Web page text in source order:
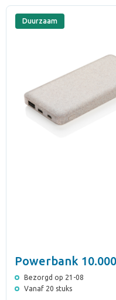
Duurzaam
Powerbank
Bezorgd op 21-08
Vanaf 20 stuks